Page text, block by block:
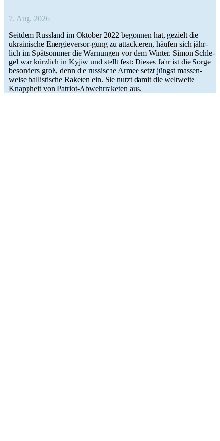
7. Aug. 2026
Seitdem Russ­land im Oktober 2022 begon­nen hat, gezielt die
ukrai­ni­sche Ener­­gie­­ver­­­sor-gung zu atta­ckie­ren, häufen sich jähr­
lich im Spät­som­mer die War­nun­gen vor dem Winter. Simon Schle­
gel war kürz­lich in Kyjiw und stellt fest: Dieses Jahr ist die Sorge
beson­ders groß, denn die rus­si­sche Armee setzt jüngst mas­sen­
weise bal­lis­ti­sche Raketen ein. Sie nutzt damit die welt­weite
Knapp­heit von Patriot-Abwehr­ra­ke­­ten aus.